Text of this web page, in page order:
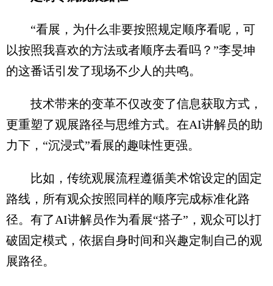
“看展，为什么非要按照规定顺序看呢，可
以按照我喜欢的方法或者顺序去看吗？”李旻坤
的这番话引发了现场不少人的共鸣。
技术带来的变革不仅改变了信息获取方式，
更重塑了观展路径与思维方式。在AI讲解员的助
力下，“沉浸式”看展的趣味性更强。
比如，传统观展流程遵循美术馆设定的固定
路线，所有观众按照同样的顺序完成标准化路
径。有了AI讲解员作为看展“搭子”，观众可以打
破固定模式，依据自身时间和兴趣定制自己的观
展路径。